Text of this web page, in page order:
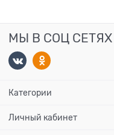
МЫ В СОЦ СЕТЯХ
Категории
Личный кабинет